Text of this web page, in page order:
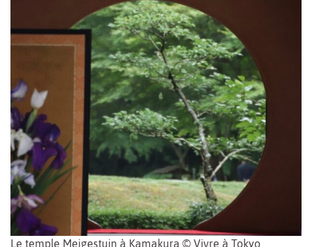
Le temple Meigestuin à Kamakura © Vivre à Tokyo